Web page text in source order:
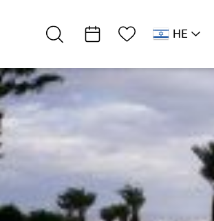
HE
רשימת מועדפים
אירוח כפרי